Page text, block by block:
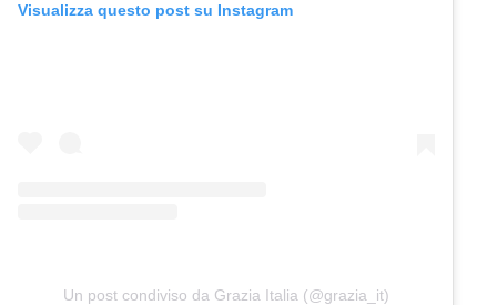
Visualizza questo post su Instagram
Un post condiviso da Grazia Italia (@grazia_it)